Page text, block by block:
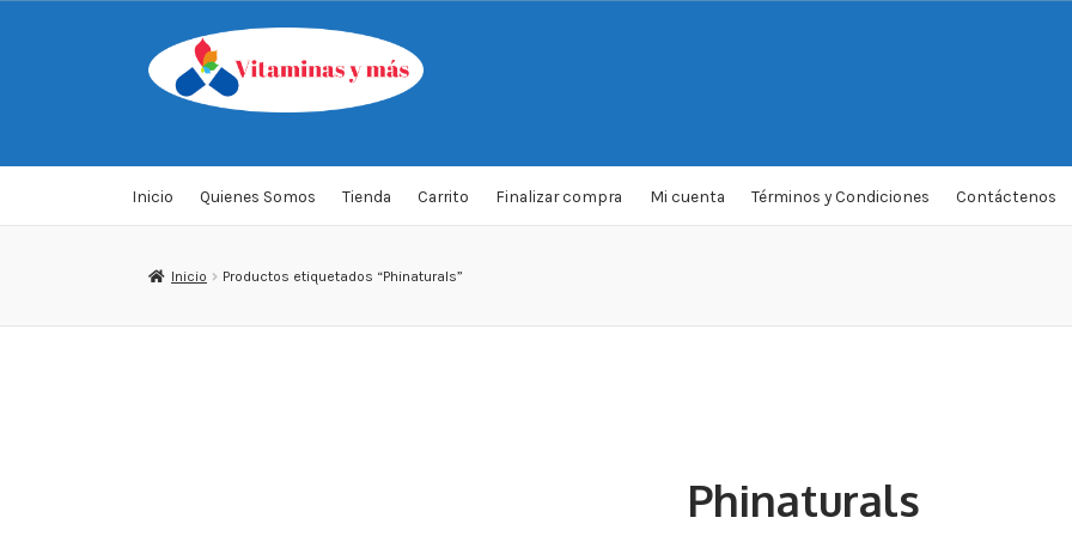
Saltar
a
navegación
al
contenido
Inicio Quienes Somos Tienda Carrito Finalizar compra Mi cuenta Términos y Condiciones Contáctenos
Inicio Productos etiquetados “Phinaturals”
Phinaturals